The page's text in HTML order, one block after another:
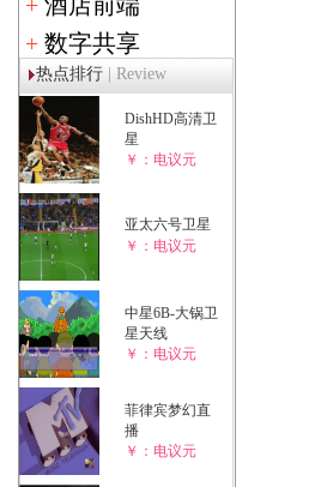
+ 数字共享
热点排行 | Review
DishHD高清卫
星
￥：电议元
亚太六号卫星
￥：电议元
中星6B-大锅卫
星天线
￥：电议元
菲律宾梦幻直
播
￥：电议元